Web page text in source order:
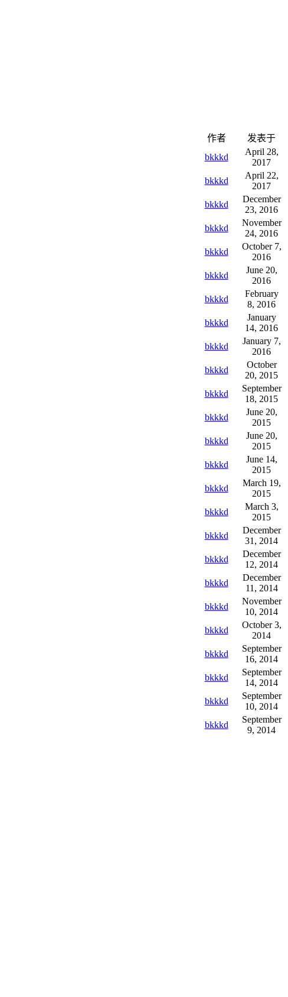
作者
发表于
bkkkd
April 28,
2017
bkkkd
April 22,
2017
bkkkd
December
23, 2016
bkkkd
November
24, 2016
bkkkd
October 7,
2016
bkkkd
June 20,
2016
bkkkd
February
8, 2016
bkkkd
January
14, 2016
bkkkd
January 7,
2016
bkkkd
October
20, 2015
bkkkd
September
18, 2015
bkkkd
June 20,
2015
bkkkd
June 20,
2015
bkkkd
June 14,
2015
bkkkd
March 19,
2015
bkkkd
March 3,
2015
bkkkd
December
31, 2014
bkkkd
December
12, 2014
bkkkd
December
11, 2014
bkkkd
November
10, 2014
bkkkd
October 3,
2014
bkkkd
September
16, 2014
bkkkd
September
14, 2014
bkkkd
September
10, 2014
bkkkd
September
9, 2014